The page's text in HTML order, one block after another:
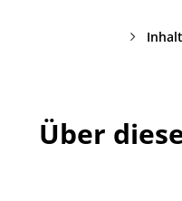
Inhalt
Über